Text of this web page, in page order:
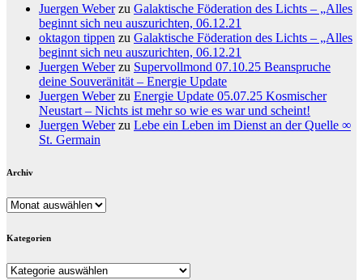
Juergen Weberzu Galaktische Föderation des Lichts – „Alles
beginnt sich neu auszurichten, 06.12.21
oktagon tippen zu Galaktische Föderation des Lichts – „Alles
beginnt sich neu auszurichten, 06.12.21
Juergen Weberzu Supervollmond 07.10.25 Beanspruche
deine Souveränität – Energie Update
Juergen Weberzu Energie Update 05.07.25 Kosmischer
Neustart – Nichts ist mehr so wie es war und scheint!
Juergen Weberzu Lebe ein Leben im Dienst an der Quelle ∞
St. Germain
Archiv
Archiv
Kategorien
Kategorien